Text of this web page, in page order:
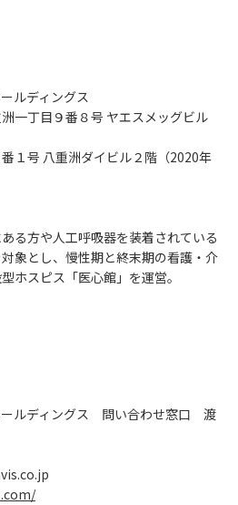
ルディングス
一丁目９番８号 ヤエスメッグビル
１号 八重洲ダイビル２階（2020年
る方や人工呼吸器を装着されている
象とし、慢性期と終末期の看護・介
ホスピス「医心館」を運営。
ルディングス 問い合わせ窓口 渡